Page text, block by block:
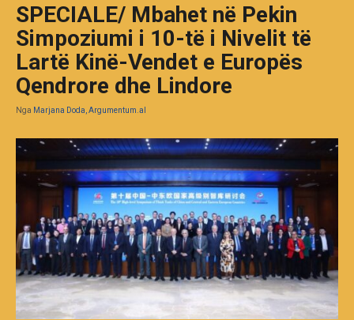
SPECIALE/ Mbahet në Pekin
Simpoziumi i 10-të i Nivelit të
Lartë Kinë-Vendet e Europës
Qendrore dhe Lindore
Nga Marjana Doda, Argumentum.al